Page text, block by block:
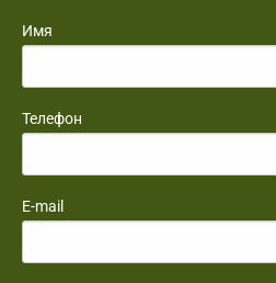
Имя
Телефон
E-mail